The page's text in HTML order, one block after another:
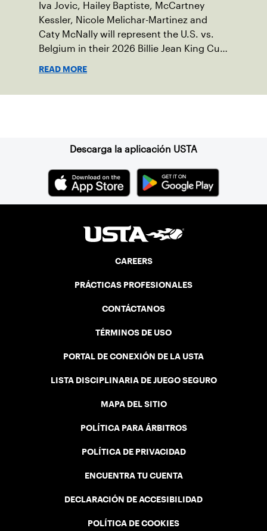
Iva Jovic, Hailey Baptiste, McCartney
Kessler, Nicole Melichar-Martinez and
Caty McNally will represent the U.S. vs.
Belgium in their 2026 Billie Jean King Cup
READ MORE
Descarga la aplicación USTA
CAREERS
PRÁCTICAS PROFESIONALES
CONTÁCTANOS
TÉRMINOS DE USO
PORTAL DE CONEXIÓN DE LA USTA
LISTA DISCIPLINARIA DE JUEGO SEGURO
MAPA DEL SITIO
POLÍTICA PARA ÁRBITROS
POLÍTICA DE PRIVACIDAD
ENCUENTRA TU CUENTA
DECLARACIÓN DE ACCESIBILIDAD
POLÍTICA DE COOKIES